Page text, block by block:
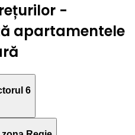
-
apartamentele
6